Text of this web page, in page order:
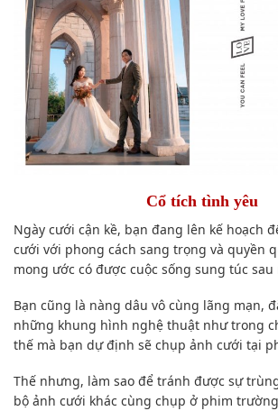
Cổ tích tình yêu
Ngày cưới cận kề, bạn đang lên kế hoạch
cưới với phong cách sang trọng và quyền
mong ước có được cuộc sống sung túc sau
Bạn cũng là nàng dâu vô cùng lãng mạn,
những khung hình nghệ thuật như trong
thế mà bạn dự định sẽ chụp ảnh cưới tại
Thế nhưng, làm sao để tránh được sự
bộ ảnh cưới khác cùng chụp ở phim